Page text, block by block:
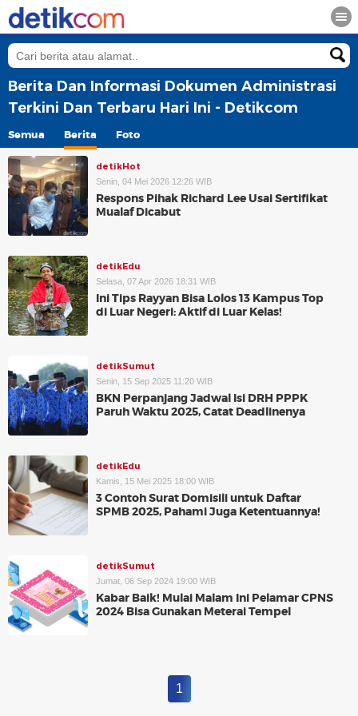
Berita Dan Informasi Dokumen Administrasi
Terkini Dan Terbaru Hari Ini - Detikcom
Semua Berita Foto
detikHot
Senin, 04 Mei 2026 12:26 WIB
Respons Pihak Richard Lee Usai Sertifikat
Mualaf Dicabut
detikEdu
Selasa, 07 Apr 2026 18:31 WIB
Ini Tips Rayyan Bisa Lolos 13 Kampus Top
di Luar Negeri: Aktif di Luar Kelas!
detikSumut
Senin, 15 Sep 2025 11:20 WIB
BKN Perpanjang Jadwal Isi DRH PPPK
Paruh Waktu 2025, Catat Deadlinenya
detikEdu
Kamis, 15 Mei 2025 18:00 WIB
3 Contoh Surat Domisili untuk Daftar
SPMB 2025, Pahami Juga Ketentuannya!
detikSumut
Jumat, 06 Sep 2024 19:00 WIB
Kabar Baik! Mulai Malam Ini Pelamar CPNS
2024 Bisa Gunakan Meterai Tempel
1